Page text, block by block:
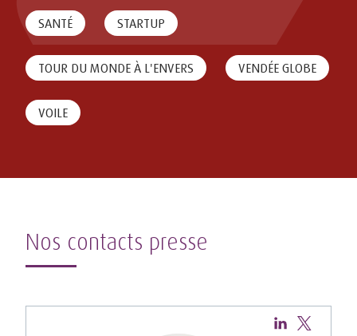
SANTÉ STARTUP
TOUR DU MONDE À L'ENVERS VENDÉE GLOBE
VOILE
Nos contacts presse